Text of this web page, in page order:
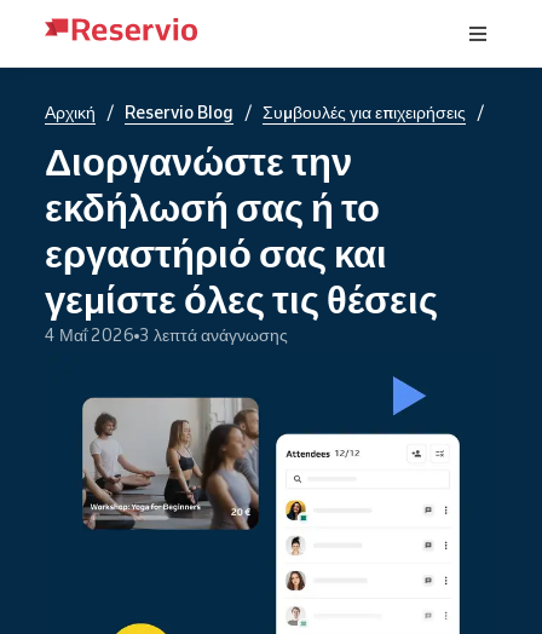
Αρχική / Reservio Blog / Συμβουλές για επιχειρήσεις /
Διοργανώστε την
εκδήλωσή σας ή το
εργαστήριό σας και
γεμίστε όλες τις θέσεις
4 Μαΐ 2026 3 λεπτά ανάγνωσης